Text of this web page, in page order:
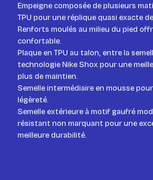
Empeigne composée de plusieurs
TPU pour une réplique quasi exacte
Renforts moulés au milieu du pied
confortable.
Plaque en TPU au talon, entre la
technologie Nike Shox pour une
plus de maintien.
Semelle intermédiaire en mousse
légèreté.
Semelle extérieure à motif gaufré
résistant non marquant pour une
meilleure durabilité.